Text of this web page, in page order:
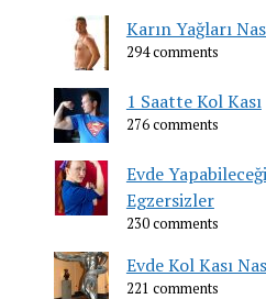
Karın Yağları
294 comments
1 Saatte Kol Kası
276 comments
Evde
Egzersizler
230 comments
Evde Kol Kası
221 comments